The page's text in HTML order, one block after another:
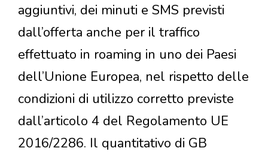
aggiuntivi, dei minuti e SMS previsti
dall’offerta anche per il traffico
effettuato in roaming in uno dei Paesi
dell’Unione Europea, nel rispetto delle
condizioni di utilizzo corretto previste
dall’articolo 4 del Regolamento UE
2016/2286. Il quantitativo di GB